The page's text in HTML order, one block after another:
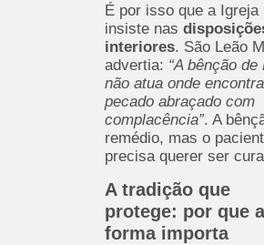
É por isso que a Igreja
insiste nas
interiores. São Leão
advertia: “A bênção de
não atua onde
pecado abraçado com
complacência”. A
remédio, mas o
precisa querer ser
A tradição que
protege: por que
forma importa